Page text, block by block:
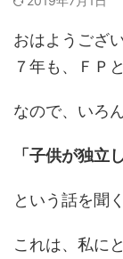
おはようござ
７年も、ＦＰ
なので、いろ
「子供が独立
という話を聞
これは、私に